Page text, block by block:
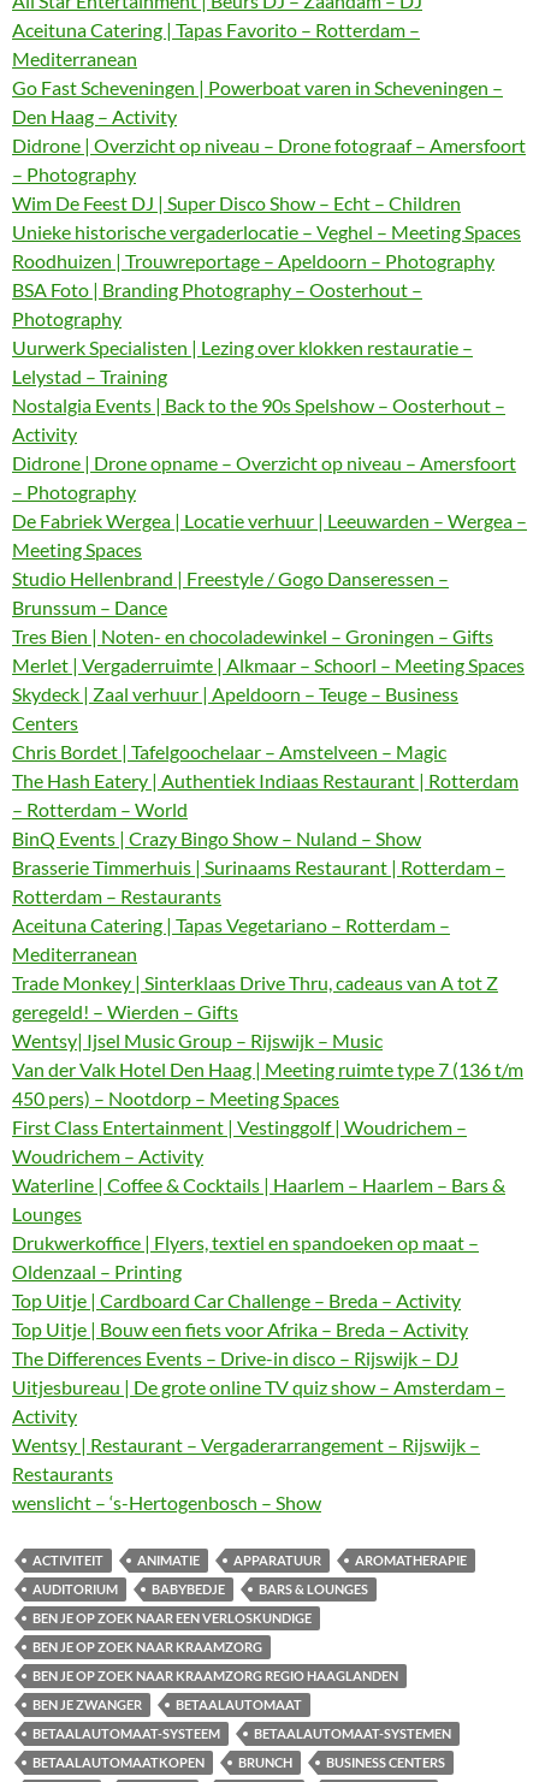
Aceituna Catering | Tapas Favorito – Rotterdam –
Mediterranean
Go Fast Scheveningen | Powerboat varen in Scheveningen –
Den Haag – Activity
Didrone | Overzicht op niveau – Drone fotograaf – Amersfoort
– Photography
Wim De Feest DJ | Super Disco Show – Echt – Children
Unieke historische vergaderlocatie – Veghel – Meeting Spaces
Roodhuizen | Trouwreportage – Apeldoorn – Photography
BSA Foto | Branding Photography – Oosterhout –
Photography
Uurwerk Specialisten | Lezing over klokken restauratie –
Lelystad – Training
Nostalgia Events | Back to the 90s Spelshow – Oosterhout –
Activity
Didrone | Drone opname – Overzicht op niveau – Amersfoort
– Photography
De Fabriek Wergea | Locatie verhuur | Leeuwarden – Wergea –
Meeting Spaces
Studio Hellenbrand | Freestyle / Gogo Danseressen –
Brunssum – Dance
Tres Bien | Noten- en chocoladewinkel – Groningen – Gifts
Merlet | Vergaderruimte | Alkmaar – Schoorl – Meeting Spaces
Skydeck | Zaal verhuur | Apeldoorn – Teuge – Business
Centers
Chris Bordet | Tafelgoochelaar – Amstelveen – Magic
The Hash Eatery | Authentiek Indiaas Restaurant | Rotterdam
– Rotterdam – World
BinQ Events | Crazy Bingo Show – Nuland – Show
Brasserie Timmerhuis | Surinaams Restaurant | Rotterdam –
Rotterdam – Restaurants
Aceituna Catering | Tapas Vegetariano – Rotterdam –
Mediterranean
Trade Monkey | Sinterklaas Drive Thru, cadeaus van A tot Z
geregeld! – Wierden – Gifts
Wentsy| Ijsel Music Group – Rijswijk – Music
Van der Valk Hotel Den Haag | Meeting ruimte type 7 (136 t/m
450 pers) – Nootdorp – Meeting Spaces
First Class Entertainment | Vestinggolf | Woudrichem –
Woudrichem – Activity
Waterline | Coffee & Cocktails | Haarlem – Haarlem – Bars &
Lounges
Drukwerkoffice | Flyers, textiel en spandoeken op maat –
Oldenzaal – Printing
Top Uitje | Cardboard Car Challenge – Breda – Activity
Top Uitje | Bouw een fiets voor Afrika – Breda – Activity
The Differences Events – Drive-in disco – Rijswijk – DJ
Uitjesbureau | De grote online TV quiz show – Amsterdam –
Activity
Wentsy | Restaurant – Vergaderarrangement – Rijswijk –
Restaurants
wenslicht – ‘s-Hertogenbosch – Show
ACTIVITEIT ANIMATIE APPARATUUR
AROMATHERAPIE
AUDITORIUM
BABYBEDJE
BARS & LOUNGES
BEN JE OP ZOEK NAAR EEN VERLOSKUNDIGE
BEN JE OP ZOEK NAAR KRAAMZORG
BEN JE OP ZOEK NAAR KRAAMZORG REGIO HAAGLANDEN
BEN JE ZWANGER
BETAALAUTOMAAT
BETAALAUTOMAAT-SYSTEEM
BETAALAUTOMAAT-SYSTEMEN
BETAALAUTOMAATKOPEN
BRUNCH
BUSINESS CENTERS